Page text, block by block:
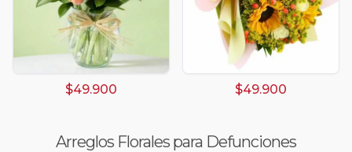
$49.900 $49.900
Arreglos Florales para Defunciones